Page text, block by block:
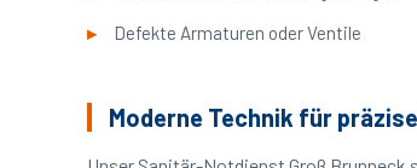
Defekte Armaturen oder Ventile
Moderne Technik für